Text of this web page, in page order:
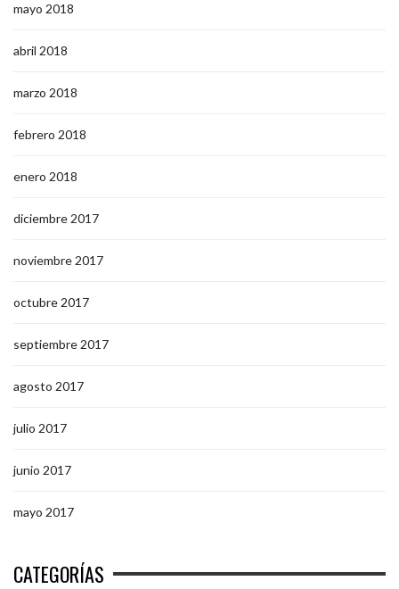
mayo 2018
abril 2018
marzo 2018
febrero 2018
enero 2018
diciembre 2017
noviembre 2017
octubre 2017
septiembre 2017
agosto 2017
julio 2017
junio 2017
mayo 2017
CATEGORÍAS